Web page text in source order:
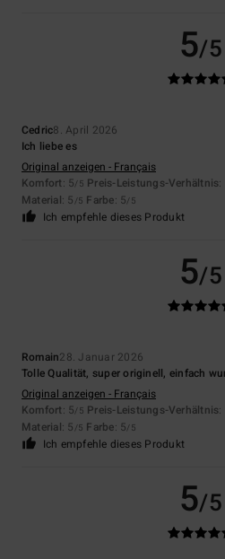
5/5
Cedric8. April 2026
Ich liebe es
Original anzeigen - Français
Komfort: 5/5 Preis-Leistungs-Verhältnis:
Material: 5 /5 Farbe: 5/5
Ich empfehle dieses Produkt
5/5
Romain28. Januar 2026
Tolle Qualität, super originell, einfach
Original anzeigen - Français
Komfort: 5/5 Preis-Leistungs-Verhältnis:
Material: 5 /5 Farbe: 5/5
Ich empfehle dieses Produkt
5/5